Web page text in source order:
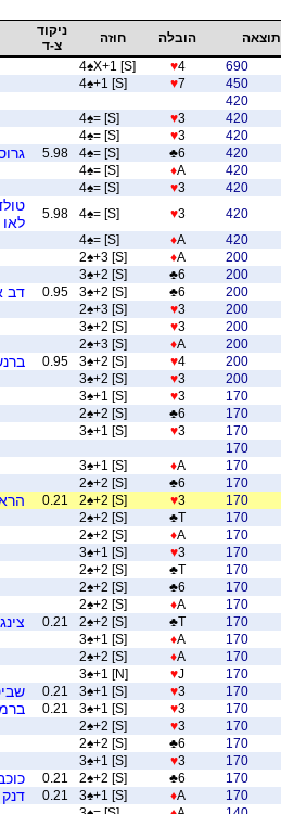
תוצאה הובלה חוזה
ניקוד
צ-ד
690
♥4
4♠X+1 [S]
450
♥7
4♠+1 [S]
420
420
♥3
4♠= [S]
420
♥3
4♠= [S]
420
♣6
4♠= [S]
5.98
420
♦A
4♠= [S]
420
♥3
4♠= [S]
420
♥3
4♠= [S]
5.98
לאו
420
♦A
4♠= [S]
200
♦A
2♠+3 [S]
200
♣6
3♠+2 [S]
200
♣6
3♠+2 [S]
0.95 דב
200
♥3
2♠+3 [S]
200
♥3
3♠+2 [S]
200
♦A
2♠+3 [S]
200
♥4
3♠+2 [S]
0.95
200
♥3
3♠+2 [S]
170
♥3
3♠+1 [S]
170
♣6
2♠+2 [S]
170
♥3
3♠+1 [S]
170
170
♦A
3♠+1 [S]
170
♣6
2♠+2 [S]
170
♥3
2♠+2 [S]
0.21
170
♣T
2♠+2 [S]
170
♦A
2♠+2 [S]
170
♥3
3♠+1 [S]
170
♣T
2♠+2 [S]
170
♣6
2♠+2 [S]
170
♦A
2♠+2 [S]
170
♣T
2♠+2 [S]
0.21
170
♦A
3♠+1 [S]
170
♦A
2♠+2 [S]
170
♥J
3♠+1 [N]
170
♥3
3♠+1 [S]
0.21
170
♥3
3♠+1 [S]
0.21
170
♥3
2♠+2 [S]
170
♣6
2♠+2 [S]
170
♥3
3♠+1 [S]
170
♣6
2♠+2 [S]
0.21
170
♦A
3♠+1 [S]
0.21